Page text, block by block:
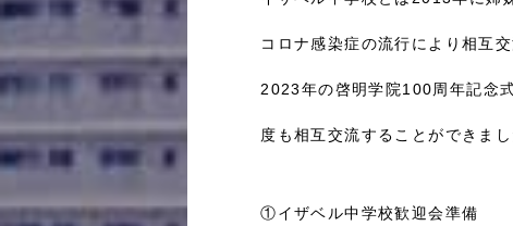
コロナ感染症の流行により相互
2023年の啓明学院100周年記念
度も相互交流することができまし
①イザベル中学校歓迎会準備